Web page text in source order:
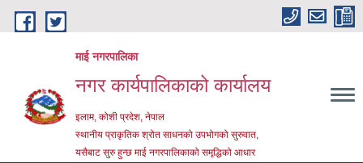
Skip to main content
माई नगरपालिका
नगर कार्यपालिकाको कार्यालय
इलाम, कोशी प्रदेश, नेपाल
स्थानीय प्राकृतिक श्रोत साधनको उपभोगको सुरुवात,
यसैबाट सुरु हुन्छ माई नगरपालिकाको समृद्धिको आधार